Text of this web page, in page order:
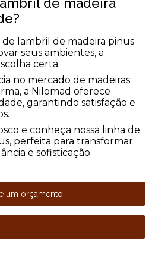
de madeira
de lambril de madeira pinus
seus ambientes, a
certa.
no mercado de madeiras
a Nilomad oferece
garantindo satisfação e
e conheça nossa linha de
perfeita para transformar
e sofisticação.
um orçamento